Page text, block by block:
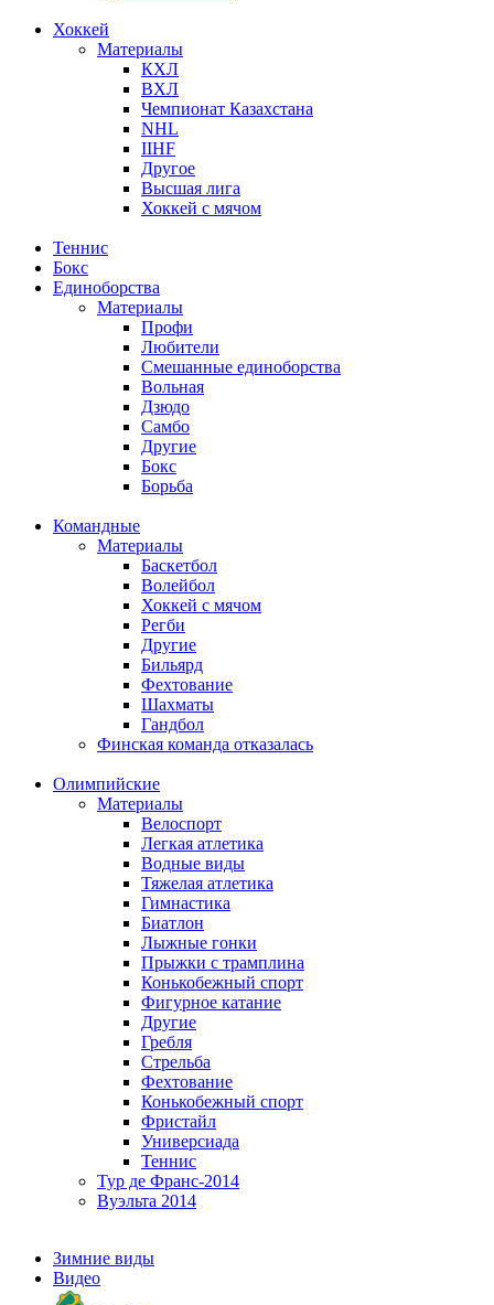
Хоккей
Материалы
КХЛ
ВХЛ
Чемпионат Казахстана
NHL
IIHF
Другое
Высшая лига
Хоккей с мячом
Теннис
Бокс
Единоборства
Материалы
Профи
Любители
Смешанные единоборства
Вольная
Дзюдо
Самбо
Другие
Бокс
Борьба
Командные
Материалы
Баскетбол
Волейбол
Хоккей с мячом
Регби
Другие
Бильярд
Фехтование
Шахматы
Гандбол
Финская команда отказалась
Олимпийские
Материалы
Велоспорт
Легкая атлетика
Водные виды
Тяжелая атлетика
Гимнастика
Биатлон
Лыжные гонки
Прыжки с трамплина
Конькобежный спорт
Фигурное катание
Другие
Гребля
Стрельба
Фехтование
Конькобежный спорт
Фристайл
Универсиада
Теннис
Тур де Франс-2014
Вуэльта 2014
Зимние виды
Видео